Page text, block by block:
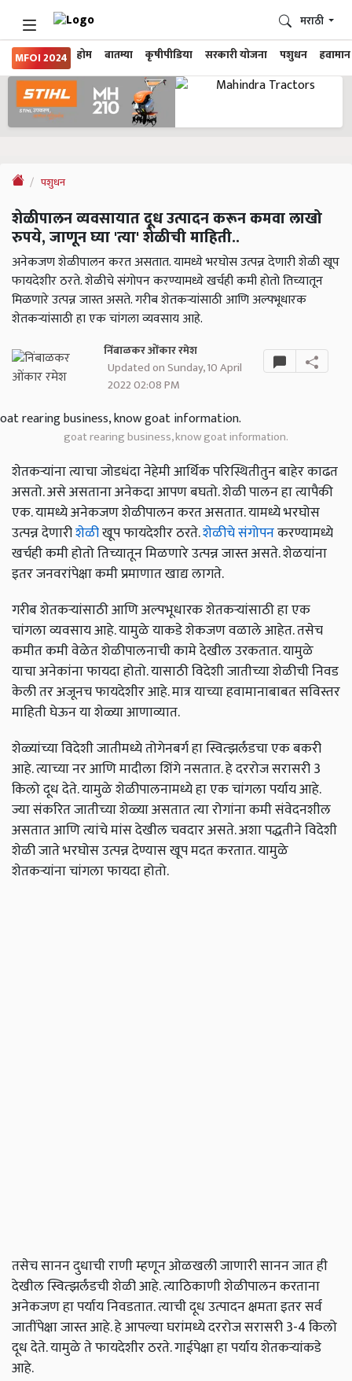
MFOI 2024 होम बातम्या कृषीपीडिया सरकारी योजना पशुधन हवामान
मराठी
पशुधन
शेळीपालन व्यवसायात दूध उत्पादन करून कमवा लाखो
रुपये, जाणून घ्या 'त्या' शेळीची माहिती..
अनेकजण शेळीपालन करत असतात. यामध्ये भरघोस उत्पन्न देणारी शेळी खूप
फायदेशीर ठरते. शेळीचे संगोपन करण्यामध्ये खर्चही कमी होतो तिच्यातून
मिळणारे उत्पन्न जास्त असते. गरीब शेतकऱ्यांसाठी आणि अल्पभूधारक
शेतकऱ्यांसाठी हा एक चांगला व्यवसाय आहे.
निंबाळकर ओंकार रमेश
Updated on Sunday, 10 April
2022 02:08 PM
goat rearing business, know goat information.
शेतकऱ्यांना त्याचा जोडधंदा नेहेमी आर्थिक परिस्थितीतुन बाहेर काढत
असतो. असे असताना अनेकदा आपण बघतो. शेळी पालन हा त्यापैकी
एक. यामध्ये अनेकजण शेळीपालन करत असतात. यामध्ये भरघोस
उत्पन्न देणारीशेळीखूप फायदेशीर ठरते.शेळीचे संगोपनकरण्यामध्ये
खर्चही कमी होतो तिच्यातून मिळणारे उत्पन्न जास्त असते. शेळयांना
इतर जनवरांपेक्षा कमी प्रमाणात खाद्य लागते.
गरीब शेतकऱ्यांसाठी आणि अल्पभूधारक शेतकऱ्यांसाठी हा एक
चांगला व्यवसाय आहे. यामुळे याकडे शेकजण वळाले आहेत. तसेच
कमीत कमी वेळेत शेळीपालनाची कामे देखील उरकतात. यामुळे
याचा अनेकांना फायदा होतो. यासाठी विदेशी जातीच्या शेळीची निवड
केली तर अजूनच फायदेशीर आहे. मात्र याच्या हवामानाबाबत सविस्तर
माहिती घेऊन या शेळ्या आणाव्यात.
शेळ्यांच्या विदेशी जातीमध्ये तोगेनबर्ग हा स्वित्झर्लंडचा एक बकरी
आहे. त्याच्या नर आणि मादीला शिंगे नसतात. हे दररोज सरासरी 3
किलो दूध देते. यामुळे शेळीपालनामध्ये हा एक चांगला पर्याय आहे.
ज्या संकरित जातीच्या शेळ्या असतात त्या रोगांना कमी संवेदनशील
असतात आणि त्यांचे मांस देखील चवदार असते. अशा पद्धतीने विदेशी
शेळी जाते भरघोस उत्पन्न देण्यास खूप मदत करतात. यामुळे
शेतकऱ्यांना चांगला फायदा होतो.
तसेच सानन दुधाची राणी म्हणून ओळखली जाणारी सानन जात ही
देखील स्वित्झर्लंडची शेळी आहे. त्याठिकाणी शेळीपालन करताना
अनेकजण हा पर्याय निवडतात. त्याची दूध उत्पादन क्षमता इतर सर्व
जातींपेक्षा जास्त आहे. हे आपल्या घरांमध्ये दररोज सरासरी 3-4 किलो
दूध देते. यामुळे ते फायदेशीर ठरते. गाईपेक्षा हा पर्याय शेतकऱ्यांकडे
आहे.